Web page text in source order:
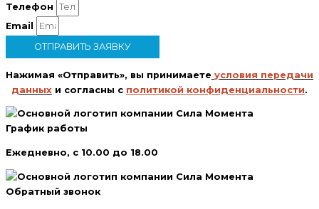
Телефон
Email
ОТПРАВИТЬ ЗАЯВКУ
Нажимая «Отправить», вы принимаете условия передачи
данных и согласны с политикой конфиденциальности.
График работы
Ежедневно, с 10.00 до 18.00
Обратный звонок